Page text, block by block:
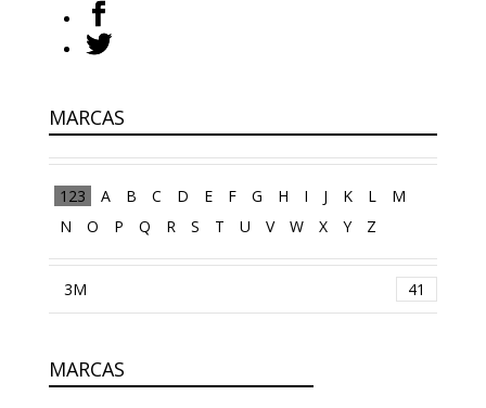
MARCAS
123 A B C D E F G H I J K L
M
N
O P Q R S T U V W X Y Z
3M 41
MARCAS